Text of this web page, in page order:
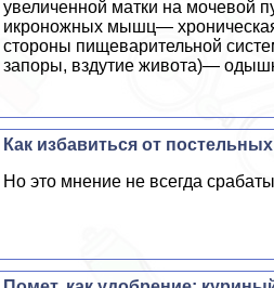
увеличенной матки на мочевой
икроножных мышц—
стороны пищеварительной
запоры, вздутие живота)—
Как избавиться от
Но это мнение не всегда